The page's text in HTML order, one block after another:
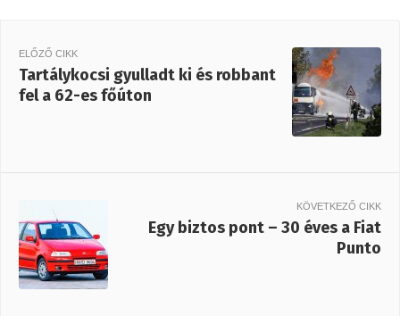
ELŐZŐ CIKK
Tartálykocsi gyulladt ki és robbant
fel a 62-es főúton
KÖVETKEZŐ CIKK
Egy biztos pont – 30 éves a Fiat
Punto